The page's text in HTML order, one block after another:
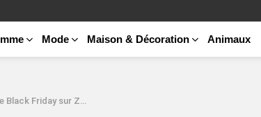
Mode Maison & Décoration Animaux
? Dates et infos pour ne rien rater !